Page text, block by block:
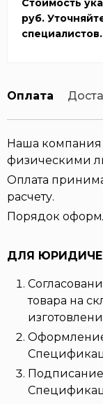
Стоимость
руб.
специалистов.
Оплата
Наша компания
физическими
Оплата
расчету.
Порядок
ДЛЯ
товара на
Оформление